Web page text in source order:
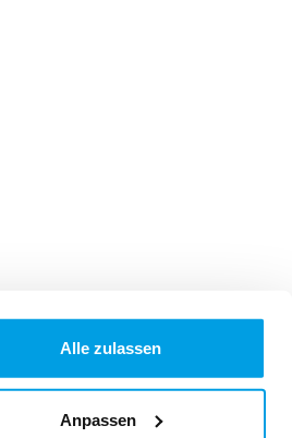
Alle zulassen
Anpassen